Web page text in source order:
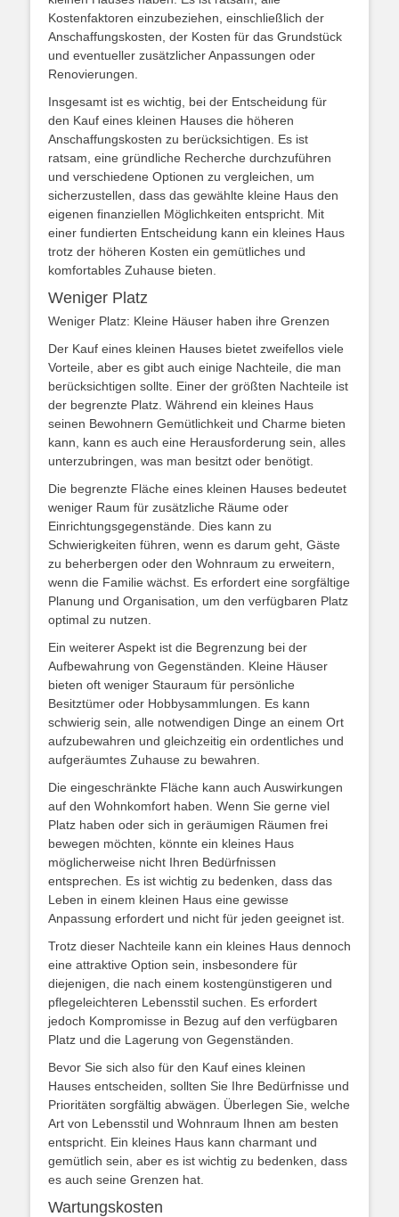
Kostenfaktoren einzubeziehen, einschließlich der
Anschaffungskosten, der Kosten für das Grundstück
und eventueller zusätzlicher Anpassungen oder
Renovierungen.
Insgesamt ist es wichtig, bei der Entscheidung für
den Kauf eines kleinen Hauses die höheren
Anschaffungskosten zu berücksichtigen. Es ist
ratsam, eine gründliche Recherche durchzuführen
und verschiedene Optionen zu vergleichen, um
sicherzustellen, dass das gewählte kleine Haus den
eigenen finanziellen Möglichkeiten entspricht. Mit
einer fundierten Entscheidung kann ein kleines Haus
trotz der höheren Kosten ein gemütliches und
komfortables Zuhause bieten.
Weniger Platz
Weniger Platz: Kleine Häuser haben ihre Grenzen
Der Kauf eines kleinen Hauses bietet zweifellos viele
Vorteile, aber es gibt auch einige Nachteile, die man
berücksichtigen sollte. Einer der größten Nachteile ist
der begrenzte Platz. Während ein kleines Haus
seinen Bewohnern Gemütlichkeit und Charme bieten
kann, kann es auch eine Herausforderung sein, alles
unterzubringen, was man besitzt oder benötigt.
Die begrenzte Fläche eines kleinen Hauses bedeutet
weniger Raum für zusätzliche Räume oder
Einrichtungsgegenstände. Dies kann zu
Schwierigkeiten führen, wenn es darum geht, Gäste
zu beherbergen oder den Wohnraum zu erweitern,
wenn die Familie wächst. Es erfordert eine sorgfältige
Planung und Organisation, um den verfügbaren Platz
optimal zu nutzen.
Ein weiterer Aspekt ist die Begrenzung bei der
Aufbewahrung von Gegenständen. Kleine Häuser
bieten oft weniger Stauraum für persönliche
Besitztümer oder Hobbysammlungen. Es kann
schwierig sein, alle notwendigen Dinge an einem Ort
aufzubewahren und gleichzeitig ein ordentliches und
aufgeräumtes Zuhause zu bewahren.
Die eingeschränkte Fläche kann auch Auswirkungen
auf den Wohnkomfort haben. Wenn Sie gerne viel
Platz haben oder sich in geräumigen Räumen frei
bewegen möchten, könnte ein kleines Haus
möglicherweise nicht Ihren Bedürfnissen
entsprechen. Es ist wichtig zu bedenken, dass das
Leben in einem kleinen Haus eine gewisse
Anpassung erfordert und nicht für jeden geeignet ist.
Trotz dieser Nachteile kann ein kleines Haus dennoch
eine attraktive Option sein, insbesondere für
diejenigen, die nach einem kostengünstigeren und
pflegeleichteren Lebensstil suchen. Es erfordert
jedoch Kompromisse in Bezug auf den verfügbaren
Platz und die Lagerung von Gegenständen.
Bevor Sie sich also für den Kauf eines kleinen
Hauses entscheiden, sollten Sie Ihre Bedürfnisse und
Prioritäten sorgfältig abwägen. Überlegen Sie, welche
Art von Lebensstil und Wohnraum Ihnen am besten
entspricht. Ein kleines Haus kann charmant und
gemütlich sein, aber es ist wichtig zu bedenken, dass
es auch seine Grenzen hat.
Wartungskosten